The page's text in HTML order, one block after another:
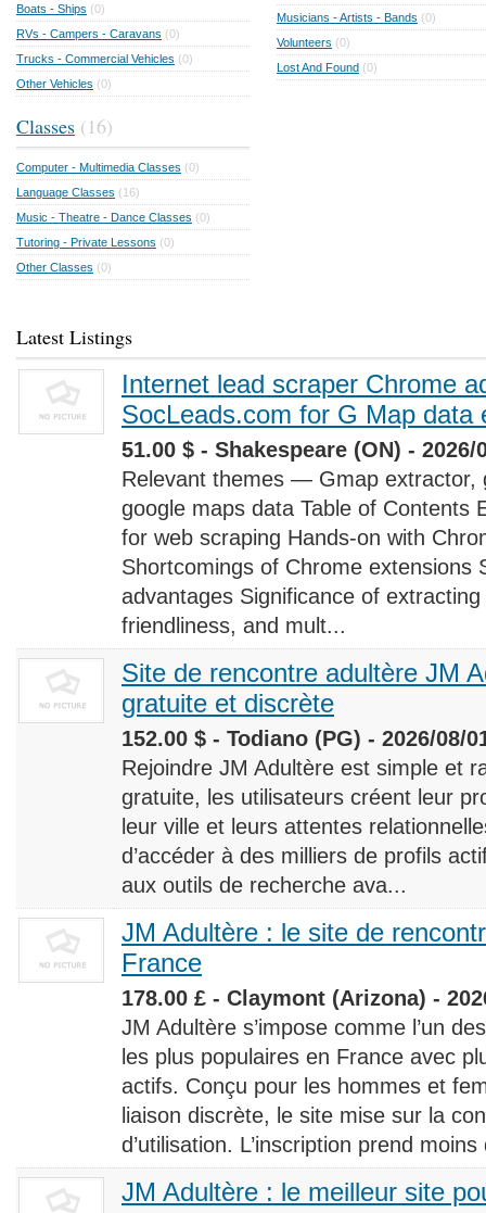
Boats - Ships (0)
RVs - Campers - Caravans (0)
Trucks - Commercial Vehicles (0)
Other Vehicles (0)
Classes (16)
Computer - Multimedia Classes (0)
Language Classes (16)
Music - Theatre - Dance Classes (0)
Tutoring - Private Lessons (0)
Other Classes (0)
Musicians - Artists - Bands (0)
Volunteers (0)
Lost And Found (0)
Latest Listings
Internet lead scraper Chrome
SocLeads.com for G Map data
51.00 $ - Shakespeare (ON) - 2026/
Relevant themes — Gmap extractor,
google maps data Table of Contents
for web scraping Hands-on with
Shortcomings of Chrome extensions
advantages Significance of
friendliness, and mult...
Site de rencontre adultère JM
gratuite et discrète
152.00 $ - Todiano (PG) - 2026/08/
Rejoindre JM Adultère est simple et
gratuite, les utilisateurs créent leur
leur ville et leurs attentes
d’accéder à des milliers de profils
aux outils de recherche ava...
JM Adultère : le site de
France
178.00 £ - Claymont (Arizona) -
JM Adultère s’impose comme l’un
les plus populaires en France avec
actifs. Conçu pour les hommes et
liaison discrète, le site mise sur la
d’utilisation. L’inscription prend
JM Adultère : le meilleur site